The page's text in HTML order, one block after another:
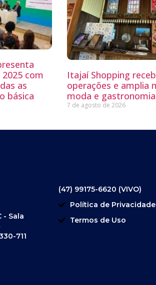
com
as
básica
Itajaí Shopping
operações e amplia
moda e
7 de agosto de 2026
- Sala
711
(47) 99175-6620 (VIVO)
Política de Privacidade
Termos de Uso